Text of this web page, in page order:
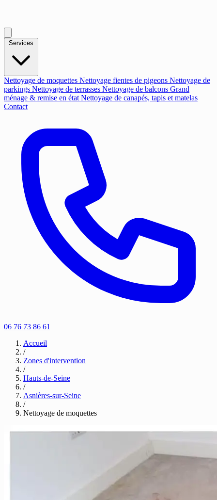
Nettoyage de moquettes Nettoyage fientes de pigeons Nettoyage de
parkings Nettoyage de terrasses Nettoyage de balcons Grand
ménage & remise en état Nettoyage de canapés, tapis et matelas
Contact
06 76 73 86 61
Accueil
/
Zones d'intervention
/
Hauts-de-Seine
/
Asnières-sur-Seine
/
Nettoyage de moquettes